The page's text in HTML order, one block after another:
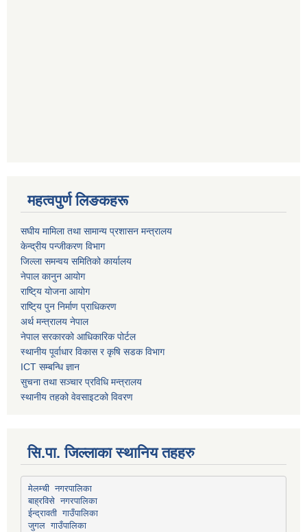
महत्वपुर्ण लिङकहरू
स‌घीय मामिला तथा सामान्य प्रशासन मन्त्रालय
केन्द्रीय पन्जीकरण विभाग
जिल्ला समन्वय समितिको कार्यालय
नेपाल कानुन आयोग
राष्टि्य योजना आयोग
राष्टि्य पुन निर्माण प्राधिकरण
अर्थ मन्त्रालय नेपाल
नेपाल सरकारको आधिकारिक पोर्टल
स्थानीय पूर्वाधार विकास र कृषि सडक विभाग
ICT सम्बन्धि ज्ञान
सुचना तथा सञ्चार प्रविधि मन्त्रालय
स्थानीय तहको वेवसाइटको विवरण
सि.पा. जिल्लाका स्थानिय तहहरु
मेलम्ची नगरपालिका
बाह्रविसे नगरपालिका
ईन्द्रावती गाउँपालिका
जुगल गाउँपालिका